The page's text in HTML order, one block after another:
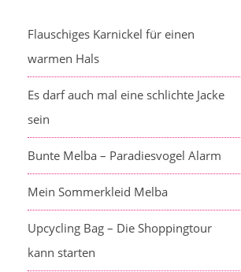
Flauschiges Karnickel für einen
warmen Hals
Es darf auch mal eine schlichte Jacke
sein
Bunte Melba – Paradiesvogel Alarm
Mein Sommerkleid Melba
Upcycling Bag – Die Shoppingtour
kann starten